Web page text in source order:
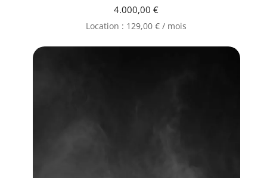
4.000,00€
Location : 129,00€ / mois